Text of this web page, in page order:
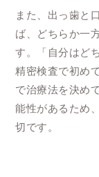
また、出っ歯と
ば、どちらか一
す。「自分はど
精密検査で初め
で治療法を決め
能性があるため
切です。